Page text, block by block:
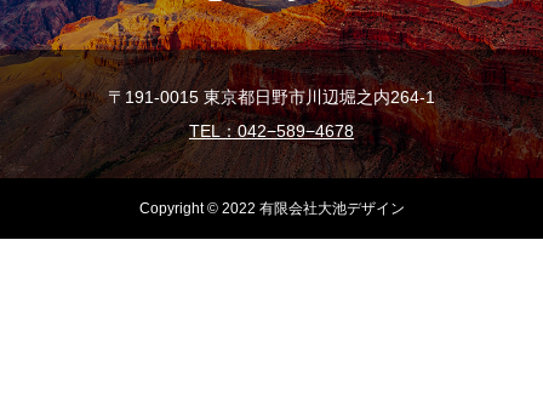
〒191-0015 東京都日野市川辺堀之内264-1
TEL：042−589−4678
Copyright © 2022 有限会社大池デザイン